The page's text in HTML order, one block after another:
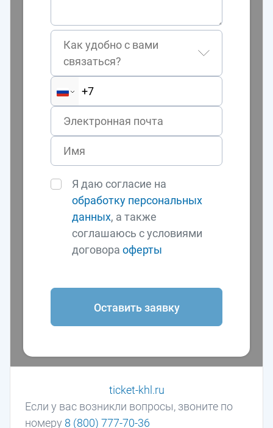
Как удобно с вами
связаться?
Я даю согласие на
обработку персональных
данных, а также
соглашаюсь с условиями
договораоферты
Оставить заявку
Если у вас возникли вопросы, звоните по
номеру 8 (800) 777-70-36
ticket-khl.ru